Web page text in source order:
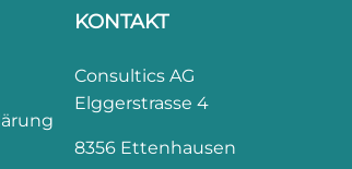
KONTAKT
Consultics AG
Elggerstrasse 4
8356 Ettenhausen